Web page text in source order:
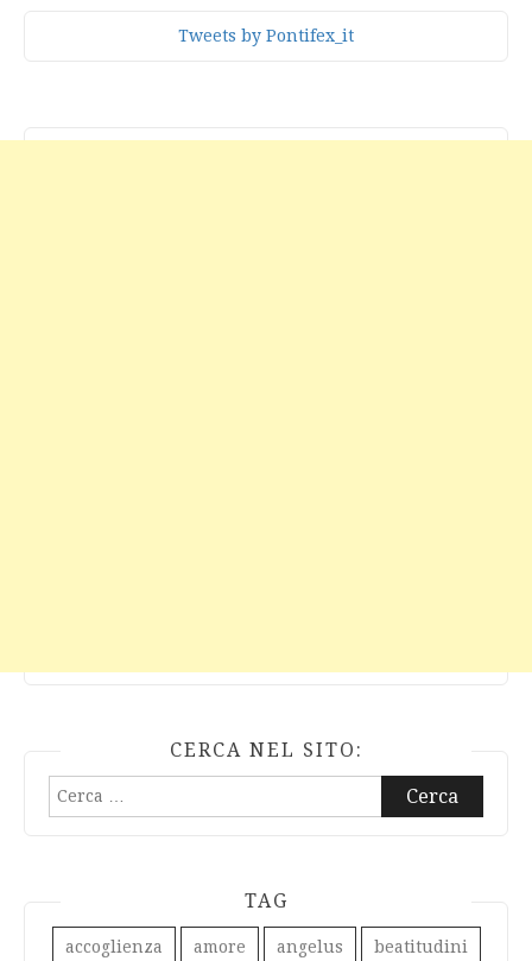
Tweets by Pontifex_it
CERCA NEL SITO:
Ricerca
TAG
accoglienza amore angelus beatitudini